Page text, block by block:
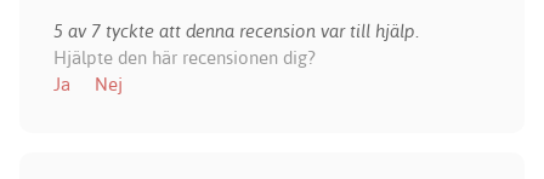
5 av 7 tyckte att denna recension var till hjälp.
Hjälpte den här recensionen dig?
Ja
Nej